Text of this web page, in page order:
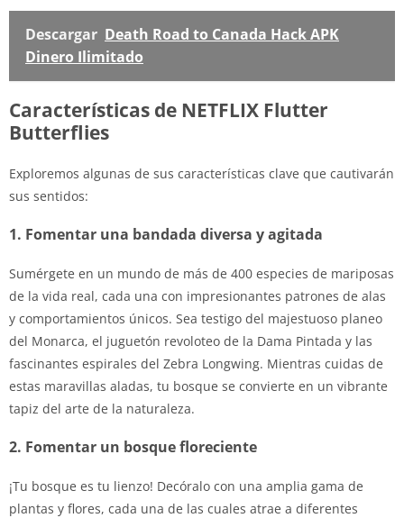
Descargar Death Road to Canada Hack APK
Dinero Ilimitado
Características de NETFLIX Flutter
Butterflies
Exploremos algunas de sus características clave que cautivarán
sus sentidos:
1. Fomentar una bandada diversa y agitada
Sumérgete en un mundo de más de 400 especies de mariposas
de la vida real, cada una con impresionantes patrones de alas
y comportamientos únicos. Sea testigo del majestuoso planeo
del Monarca, el juguetón revoloteo de la Dama Pintada y las
fascinantes espirales del Zebra Longwing. Mientras cuidas de
estas maravillas aladas, tu bosque se convierte en un vibrante
tapiz del arte de la naturaleza.
2. Fomentar un bosque floreciente
¡Tu bosque es tu lienzo! Decóralo con una amplia gama de
plantas y flores, cada una de las cuales atrae a diferentes